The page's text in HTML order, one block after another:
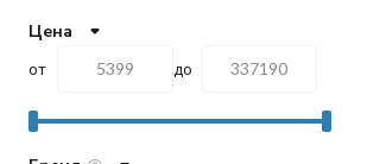
Цена
от
до